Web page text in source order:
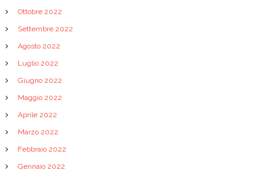
Ottobre 2022
Settembre 2022
Agosto 2022
Luglio 2022
Giugno 2022
Maggio 2022
Aprile 2022
Marzo 2022
Febbraio 2022
Gennaio 2022